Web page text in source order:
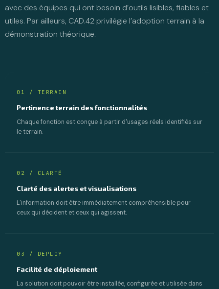
avec des équipes qui ont besoin d’outils lisibles, fiables et
utiles. Par ailleurs, CAD.42 privilégie l’adoption terrain à la
démonstration théorique.
01 / TERRAIN
Pertinence terrain des fonctionnalités
Chaque fonction est conçue à partir d'usages réels identifiés sur
le terrain.
02 / CLARTÉ
Clarté des alertes et visualisations
L'information doit être immédiatement compréhensible pour
ceux qui décident et ceux qui agissent.
03 / DEPLOY
Facilité de déploiement
La solution doit pouvoir être installée, configurée et utilisée dans